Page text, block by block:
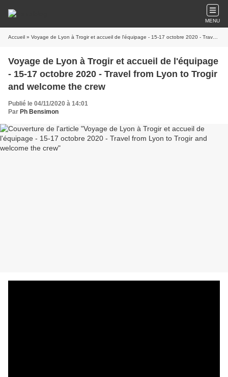
MENU
Accueil » Voyage de Lyon à Trogir et accueil de l'équipage - 15-17 octobre 2020 - Travel from Lyon to Trogir and welcome the crew
Voyage de Lyon à Trogir et accueil de l'équipage
- 15-17 octobre 2020 - Travel from Lyon to Trogir
and welcome the crew
Publié le 04/11/2020 à 14:01
Par Ph Bensimon